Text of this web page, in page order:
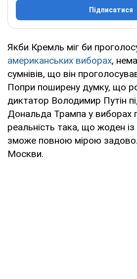
Підписатися
Якби Кремль міг би
американських виборах,
сумнівів, що він
Попри поширену думку, що
диктатор Володимир Путін
Дональда Трампа у виборах
реальність така, що жоден
зможе повною мірою
Москви.